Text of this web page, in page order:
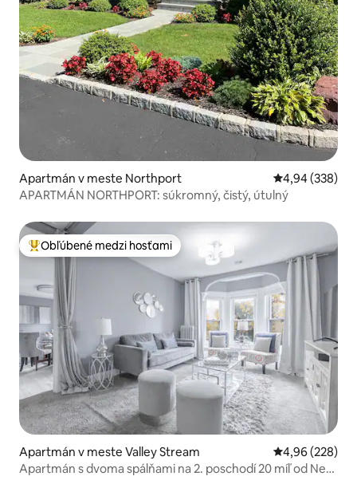
Apartmán v meste Northport Priemerné
4,94 (338)
APARTMÁN NORTHPORT: súkromný, čistý, útulný
Najobľúbenejšie medzi hosťami
Obľúbené medzi hosťami
Apartmán v meste Valley Stream Priemerné
4,96 (228)
Apartmán s dvoma spálňami na 2. poschodí 20 míľ od New